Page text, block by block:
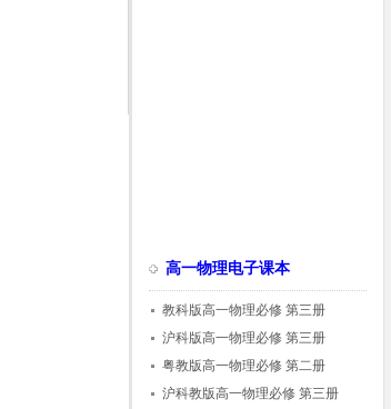
高一物理电子课本
教科版高一物理必修 第三册
沪科版高一物理必修 第三册
粤教版高一物理必修 第二册
沪科教版高一物理必修 第三册